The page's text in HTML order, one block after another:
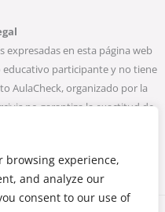
browsing experience,
and analyze our
consent to our use of
expresadas en esta página web
participante y no tiene
AulaCheck, organizado por la
no garantiza la exactitud de
de la web. Ni la Fundación
en su nombre será considerada
a la información que contiene.